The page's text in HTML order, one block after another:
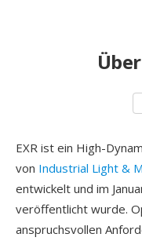
EXR ist ein High-
von Industrial Light &
entwickelt und im
veröffentlicht wurde.
anspruchsvollen